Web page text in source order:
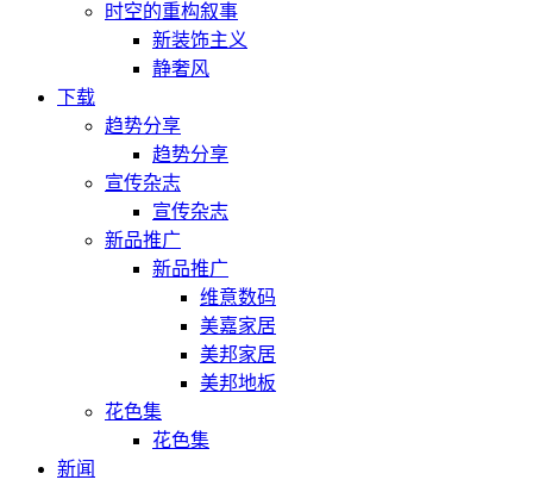
时空的重构叙事
新装饰主义
静奢风
下载
趋势分享
趋势分享
宣传杂志
宣传杂志
新品推广
新品推广
维意数码
美嘉家居
美邦家居
美邦地板
花色集
花色集
新闻